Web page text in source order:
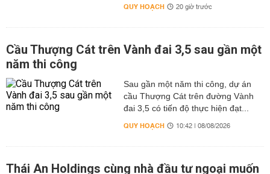
QUY HOẠCH 20 giờ trước
Cầu Thượng Cát trên Vành đai 3,5 sau gần một
năm thi công
Sau gần một năm thi công, dự án
cầu Thượng Cát trên đường Vành
đai 3,5 có tiến độ thực hiện đạt...
QUY HOẠCH 10:42 | 08/08/2026
Thái An Holdings cùng nhà đầu tư ngoại muốn